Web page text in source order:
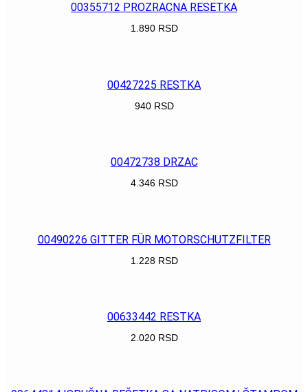
00355712 PROZRACNA RESETKA
1.890 RSD
00427225 RESTKA
940 RSD
00472738 DRZAC
4.346 RSD
00490226 GITTER FÜR MOTORSCHUTZFILTER
1.228 RSD
00633442 RESTKA
2.020 RSD